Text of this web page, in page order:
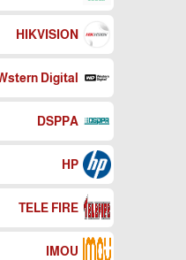
HIKVISION
Digital
DSPPA
HP
TELE FIRE
IMOU